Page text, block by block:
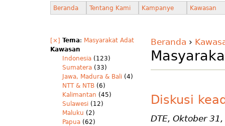
Beranda Tentang Kami Kampanye Kawasan
[×] Tema: Masyarakat Adat
Kawasan
Indonesia (123)
Sumatera (33)
Jawa, Madura & Bali (4)
NTT & NTB (6)
Kalimantan (45)
Sulawesi (12)
Maluku (2)
Papua (62)
Beranda ›
Diskusi
DTE, Oktober